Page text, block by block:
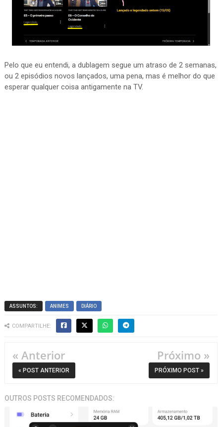
Pelo que eu entendi, a dublagem segue um atraso de 2 semanas,
ou 2 episódios novos lançados, uma pena, mas é melhor do que
esperar qualquer coisa antigamente na TV.
ASSUNTOS: ANIMES DIÁRIO
COMPARTILHE:
« Anterior
« POST ANTERIOR
Próximo »
PRÓXIMO POST »
OUTROS POSTS RECOMENDADOS: